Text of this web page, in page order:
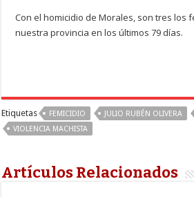
Con el homicidio de Morales, son tres los
nuestra provincia en los últimos 79 días.
Etiquetas FEMICIDIO JULIO RUBÉN OLIVERA
VIOLENCIA MACHISTA
Artículos Relacionados